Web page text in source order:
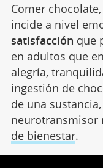
Comer
incide a nivel
satisfacción que
en adultos que
alegría,
ingestión de
de una
neurotransmisor
de bienestar.